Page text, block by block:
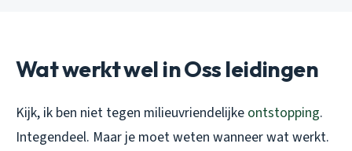
Wat werkt wel in Oss leidingen
Kijk, ik ben niet tegen milieuvriendelijke ontstopping.
Integendeel. Maar je moet weten wanneer wat werkt.